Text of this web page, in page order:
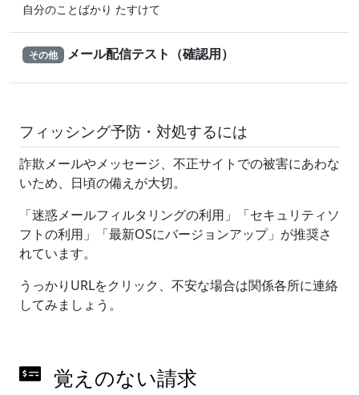
自分のことばかり たすけて
その他 メール配信テスト（確認用）
フィッシング予防・対処するには
詐欺メールやメッセージ、不正サイトでの被害にあわな
いため、日頃の備えが大切。
「迷惑メールフィルタリングの利用」「セキュリティソ
フトの利用」「最新OSにバージョンアップ」が推奨さ
れています。
うっかりURLをクリック、不安な場合は関係各所に連絡
してみましょう。
覚えのない請求